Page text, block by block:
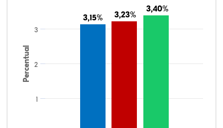
Percentual
3,15%
3,15% 3,23%
3,23%
3,40%
3,40%
1
2
3